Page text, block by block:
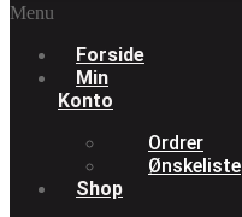
Menu
Forside
Min
Konto
Ordrer
Ønskeliste
Shop